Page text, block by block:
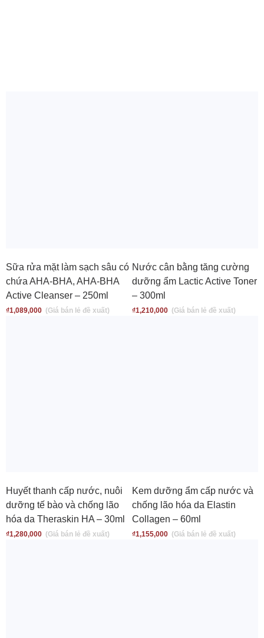
Sữa rửa mặt làm sạch sâu có
chứa AHA-BHA, AHA-BHA
Active Cleanser – 250ml
₫1,089,000
Nước cân bằng tăng cường
dưỡng ẩm Lactic Active Toner
– 300ml
₫1,210,000
Huyết thanh cấp nước, nuôi
dưỡng tế bào và chống lão
hóa da Theraskin HA – 30ml
₫1,280,000
Kem dưỡng ẩm cấp nước và
chống lão hóa da Elastin
Collagen – 60ml
₫1,155,000